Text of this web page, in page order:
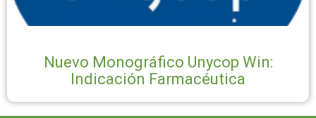
Nuevo Monográfico Unycop Win:
Indicación Farmacéutica